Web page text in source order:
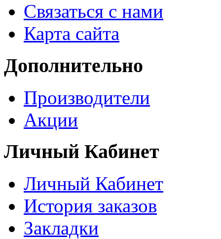
Связаться с нами
Карта сайта
Дополнительно
Производители
Акции
Личный Кабинет
Личный Кабинет
История заказов
Закладки